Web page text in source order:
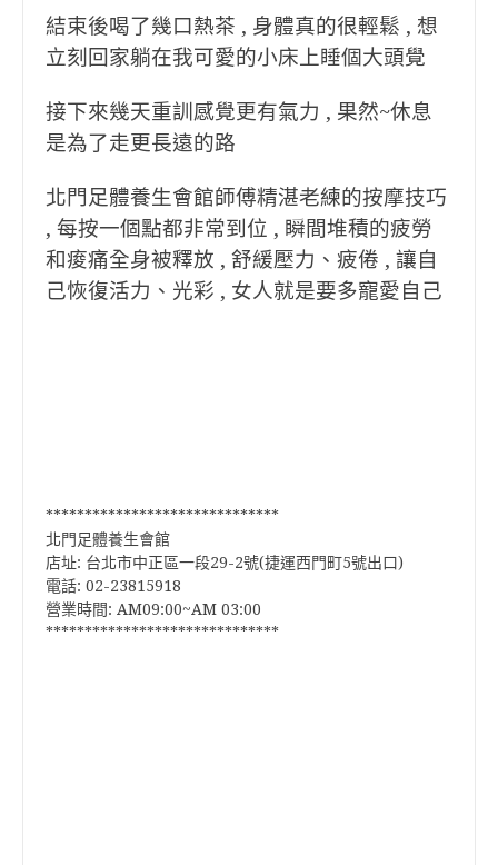
結束後喝了幾口熱茶 , 身體真的很輕鬆 , 想
立刻回家躺在我可愛的小床上睡個大頭覺
接下來幾天重訓感覺更有氣力 , 果然~休息
是為了走更長遠的路
北門足體養生會館師傅精湛老練的按摩技巧
, 每按一個點都非常到位 , 瞬間堆積的疲勞
和痠痛全身被釋放 , 舒緩壓力、疲倦 , 讓自
己恢復活力、光彩 , 女人就是要多寵愛自己
******************************
北門足體養生會館
店址: 台北市中正區一段29-2號(捷運西門町5號出口)
電話: 02-23815918
營業時間: AM09:00~AM 03:00
******************************